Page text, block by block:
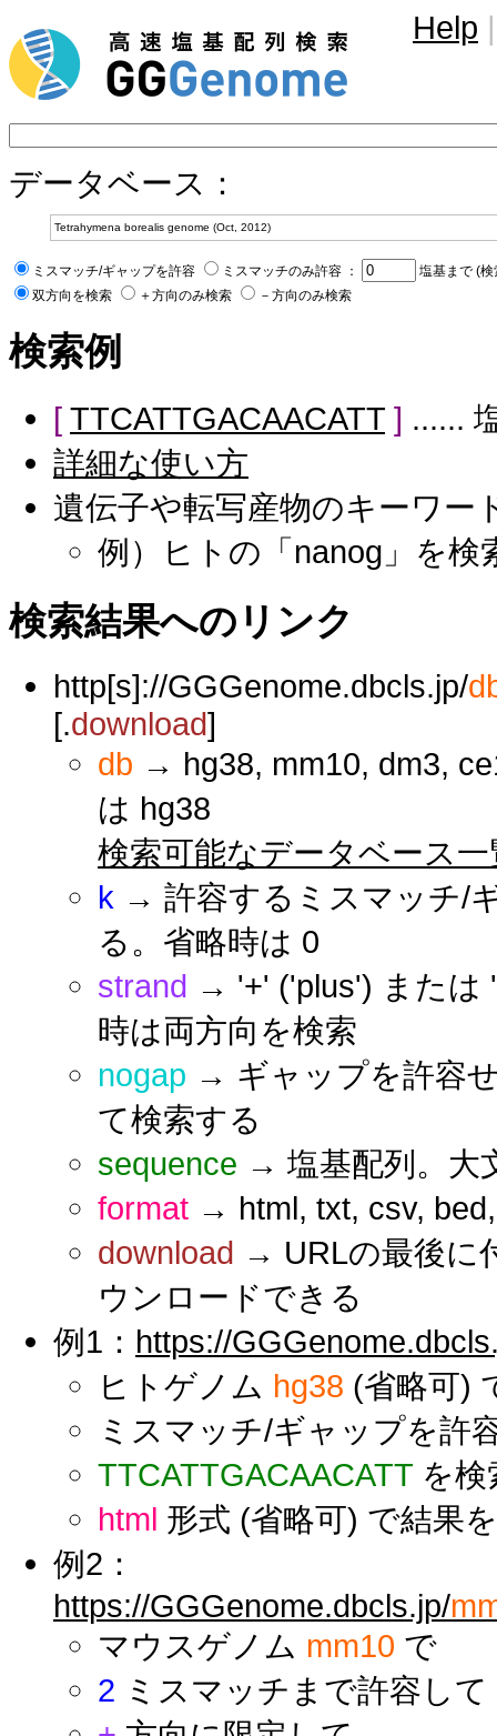
Help |
データベース：
ミスマッチ/ギャップを許容 ミスマッチのみ許容 ：
塩基まで (
双方向を検索
＋方向のみ検索 －方向のみ検索
検索例
[ TTCATTGACAACATT ] ......
詳細な使い方
遺伝子や転写産物のキーワー
例）ヒトの「nanog」を検
検索結果へのリンク
http[s]://GGGenome.dbcls.jp/
[.download]
db → hg38, mm10, dm3,
は hg38
検索可能なデータベース一
k → 許容するミスマッチ/
る。省略時は 0
strand → '+' ('plus') または
時は両方向を検索
nogap → ギャップを許容
て検索する
sequence → 塩基配列。大
format → html, txt, csv,
download → URLの最後に
ウンロードできる
例1： https://
ヒトゲノム hg38 (省略可)
ミスマッチ/ギャップを許
TTCATTGACAACATT を検
html 形式 (省略可) で結果
例2：
https://GGGenome.dbcls.jp/
マウスゲノム mm10 で
2 ミスマッチまで許容して